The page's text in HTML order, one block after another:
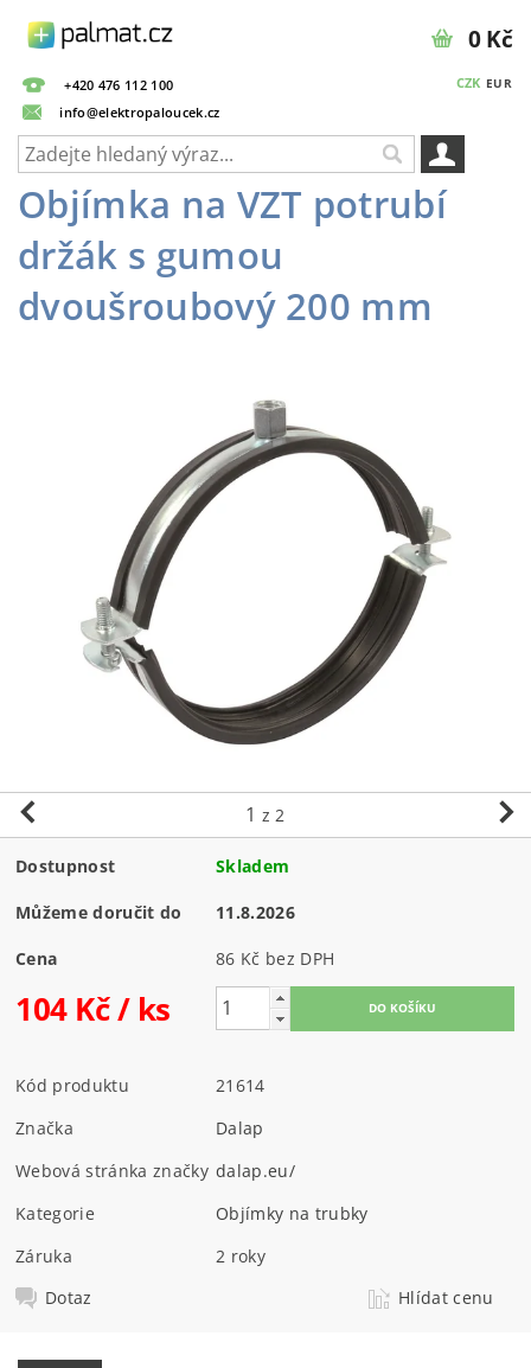
+420 476 112 100
info@elektropaloucek.cz
CZK EUR
0 Kč
Objímka na VZT potrubí
držák s gumou
dvoušroubový 200 mm
1 z 2
Dostupnost Skladem
Můžeme doručit do 11.8.2026
Cena 86 Kč bez DPH
104 Kč/ ks
Kód produktu
21614
Značka
Dalap
Webová stránka značky dalap.eu/
Kategorie
Objímky na trubky
Záruka
2 roky
Dotaz
Hlídat cenu